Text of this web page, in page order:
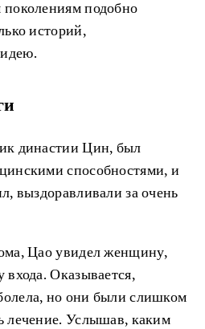
поколениям подобно
историй,
династии Цин, был
способностями, и
выздоравливали за очень
Цао увидел женщину,
Оказывается,
но они были слишком
лечение. Услышав, каким